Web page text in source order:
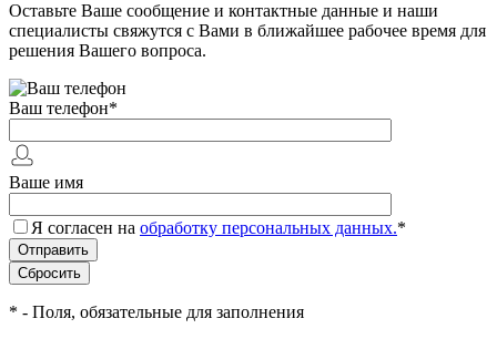
Оставьте Ваше сообщение и контактные данные и наши
специалисты свяжутся с Вами в ближайшее рабочее время для
решения Вашего вопроса.
Ваш телефон*
Ваше имя
Я согласен на обработку персональных данных.*
* - Поля, обязательные для заполнения